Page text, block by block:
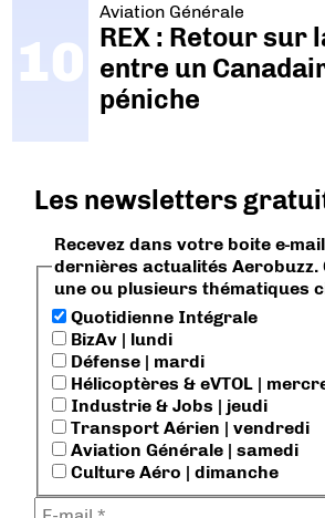
Aviation Générale
REX : Retour sur
entre un
péniche
Les newsletters
Recevez dans votre boite e-
dernières actualités Aerobuzz.
une ou plusieurs thématiques
Quotidienne Intégrale
BizAv | lundi
Défense | mardi
Hélicoptères & eVTOL |
Industrie & Jobs | jeudi
Transport Aérien | vendredi
Aviation Générale | samedi
Culture Aéro | dimanche